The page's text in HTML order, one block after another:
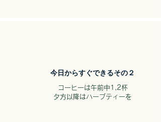
​今日からすぐできるその２
コーヒーは午前中1,2杯
夕方以降はハーブティーを